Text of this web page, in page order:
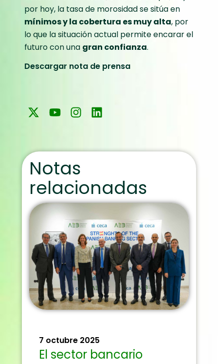
por hoy, la tasa de morosidad se sitúa en
mínimos y la cobertura es muy alta, por
lo que la situación actual permite encarar el
futuro con una gran confianza.
Descargar nota de prensa
Notas
relacionadas
7 octubre 2025
El sector bancario